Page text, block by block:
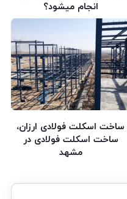
انجام میشود؟
ساخت اسکلت فولادی ارزان،
ساخت اسکلت فولادی در
مشهد